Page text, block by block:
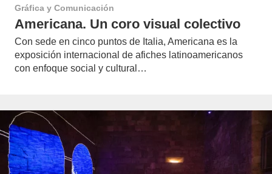
Gráfica y Comunicación
Americana. Un coro visual colectivo
Con sede en cinco puntos de Italia, Americana es la
exposición internacional de afiches latinoamericanos
con enfoque social y cultural…